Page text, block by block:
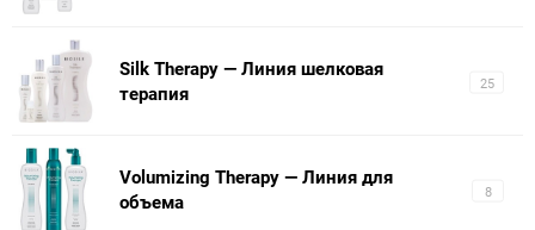
25
Silk Therapy — Линия шелковая
терапия
8
Volumizing Therapy — Линия для
объема